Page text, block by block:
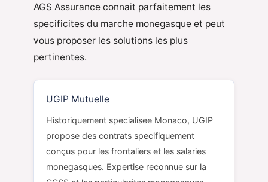
AGS Assurance connait parfaitement les
specificites du marche monegasque et peut
vous proposer les solutions les plus
pertinentes.
UGIP Mutuelle
Historiquement specialisee Monaco, UGIP
propose des contrats specifiquement
conçus pour les frontaliers et les salaries
monegasques. Expertise reconnue sur la